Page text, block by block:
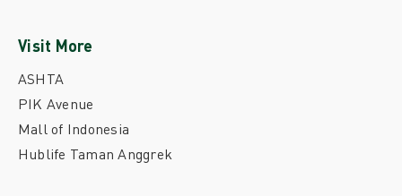
Visit More
ASHTA
PIK Avenue
Mall of Indonesia
Hublife Taman Anggrek